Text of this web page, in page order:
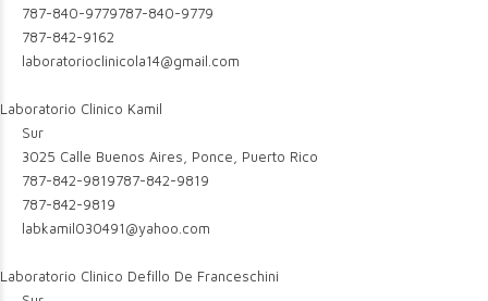
787-840-9779787-840-9779
787-842-9162
laboratorioclinicola14@gmail.com
Laboratorio Clinico Kamil
Sur
3025 Calle Buenos Aires, Ponce, Puerto Rico
787-842-9819787-842-9819
787-842-9819
labkamil030491@yahoo.com
Laboratorio Clinico Defillo De Franceschini